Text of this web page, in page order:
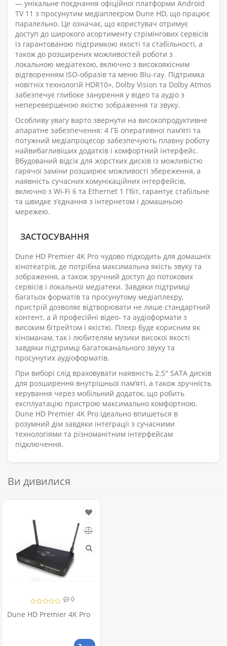
— унікальне поєднання офіційної платформи Android
TV 11 з просунутим медіаплеєром Dune HD, що працює
паралельно. Це означає, що користувач отримує
доступ до широкого асортименту стрімінгових сервісів
із гарантованою підтримкою якості та стабільності, а
також до розширених можливостей роботи з
локальною медіатекою, включно з високоякісним
відтворенням ISO-образів та меню Blu-ray. Підтримка
новітніх технологій HDR10+, Dolby Vision та Dolby Atmos
забезпечує глибоке занурення у відео та аудіо з
неперевершеною якістю зображення та звуку.
Особливу увагу варто звернути на високопродуктивне
апаратне забезпечення: 4 ГБ оперативної пам’яті та
потужний медіапроцесор забезпечують плавну роботу
найвибагливіших додатків і комфортний інтерфейс.
Вбудований відсік для жорстких дисків із можливістю
гарячої заміни розширює можливості збереження, а
наявність сучасних комунікаційних інтерфейсів,
включно з Wi-Fi 6 та Ethernet 1 Гбіт, гарантує стабільне
та швидке з’єднання з інтернетом і домашньою
мережею.
ЗАСТОСУВАННЯ
Dune HD Premier 4K Pro чудово підходить для домашніх
кінотеатрів, де потрібна максимальна якість звуку та
зображення, а також зручний доступ до потокових
сервісів і локальної медіатеки. Завдяки підтримці
багатьох форматів та просунутому медіаплеєру,
пристрій дозволяє відтворювати не лише стандартний
контент, а й професійні відео- та аудіоформати з
високим бітрейтом і якістю. Плеєр буде корисним як
кіноманам, так і любителям музики високої якості
завдяки підтримці багатоканального звуку та
просунутих аудіоформатів.
При виборі слід враховувати наявність 2.5" SATA дисків
для розширення внутрішньої пам’яті, а також зручність
керування через мобільний додаток, що робить
експлуатацію пристрою максимально комфортною.
Dune HD Premier 4K Pro ідеально впишеться в
розумний дім завдяки інтеграції з сучасними
технологіями та різноманітним інтерфейсам
підключення.
Ви дивилися
0
Dune HD Premier 4K Pro